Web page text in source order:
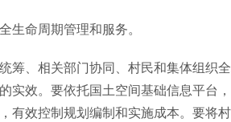
生命周期管理和服务。
筹、相关部门协同、村民和集体组织
实效。要依托国土空间基础信息平台
有效控制规划编制和实施成本。要将